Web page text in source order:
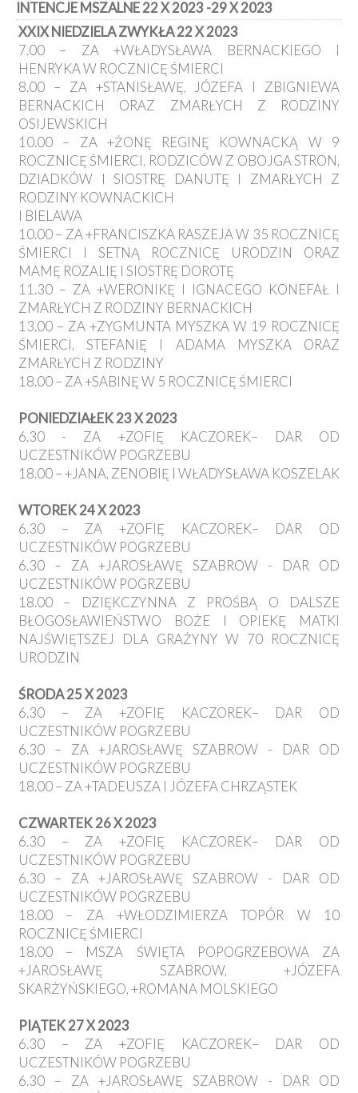
Kancelaria
Galeria
Dekanat
Nowy
Staw
Kapituła
Kolegiacka
Duszpasterze
Polecane
strony
Ochrona
Małoletnich
INTENCJE MSZALNE 22 X 2023 -29 X 2023
XXIX NIEDZIELA ZWYKŁA 22 X 2023
7.00 – ZA +WŁADYSŁAWA BERNACKIEGO I
HENRYKA W ROCZNICĘ ŚMIERCI
8.00 – ZA +STANISŁAWĘ, JÓZEFA I ZBIGNIEWA
BERNACKICH ORAZ ZMARŁYCH Z RODZINY
OSIJEWSKICH
10.00 – ZA +ŻONĘ REGINĘ KOWNACKĄ W 9
ROCZNICĘ ŚMIERCI, RODZICÓW Z OBOJGA STRON,
DZIADKÓW I SIOSTRĘ DANUTĘ I ZMARŁYCH Z
RODZINY KOWNACKICH
I BIELAWA
10.00 – ZA +FRANCISZKA RASZEJA W 35 ROCZNICĘ
ŚMIERCI I SETNĄ ROCZNICĘ URODZIN ORAZ
MAMĘ ROZALIĘ I SIOSTRĘ DOROTĘ
11.30 – ZA +WERONIKĘ I IGNACEGO KONEFAŁ I
ZMARŁYCH Z RODZINY BERNACKICH
13.00 – ZA +ZYGMUNTA MYSZKA W 19 ROCZNICĘ
ŚMIERCI, STEFANIĘ I ADAMA MYSZKA ORAZ
ZMARŁYCH Z RODZINY
18.00 – ZA +SABINĘ W 5 ROCZNICĘ ŚMIERCI
PONIEDZIAŁEK 23 X 2023
6.30 - ZA +ZOFIĘ KACZOREK– DAR OD
UCZESTNIKÓW POGRZEBU
18.00 – +JANA, ZENOBIĘ I WŁADYSŁAWA KOSZELAK
WTOREK 24 X 2023
6.30 – ZA +ZOFIĘ KACZOREK– DAR OD
UCZESTNIKÓW POGRZEBU
6.30 – ZA +JAROSŁAWĘ SZABROW - DAR OD
UCZESTNIKÓW POGRZEBU
18.00 – DZIĘKCZYNNA Z PROŚBĄ O DALSZE
BŁOGOSŁAWIEŃSTWO BOŻE I OPIEKĘ MATKI
NAJŚWIĘTSZEJ DLA GRAŻYNY W 70 ROCZNICĘ
URODZIN
ŚRODA 25 X 2023
6.30 – ZA +ZOFIĘ KACZOREK– DAR OD
UCZESTNIKÓW POGRZEBU
6.30 – ZA +JAROSŁAWĘ SZABROW - DAR OD
UCZESTNIKÓW POGRZEBU
18.00 – ZA +TADEUSZA I JÓZEFA CHRZĄSTEK
CZWARTEK 26 X 2023
6.30 – ZA +ZOFIĘ KACZOREK– DAR OD
UCZESTNIKÓW POGRZEBU
6.30 – ZA +JAROSŁAWĘ SZABROW - DAR OD
UCZESTNIKÓW POGRZEBU
18.00 – ZA +WŁODZIMIERZA TOPÓR W 10
ROCZNICĘ ŚMIERCI
18.00 – MSZA ŚWIĘTA POPOGRZEBOWA ZA
+JAROSŁAWĘ SZABROW, +JÓZEFA
SKARŻYŃSKIEGO, +ROMANA MOLSKIEGO
PIĄTEK 27 X 2023
6.30 – ZA +ZOFIĘ KACZOREK– DAR OD
UCZESTNIKÓW POGRZEBU
6.30 – ZA +JAROSŁAWĘ SZABROW - DAR OD